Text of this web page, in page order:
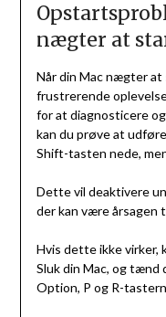
nægter at
Når din Mac nægter
frustrerende
for at diagnosticere
kan du prøve at
Shift-tasten nede,
Dette vil deaktivere
der kan være årsagen
Hvis dette ikke virker,
Sluk din Mac, og tænd
Option, P og R-